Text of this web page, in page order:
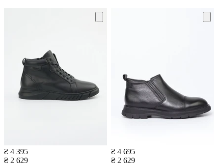
₴ 4 395
₴ 2 629
₴ 4 695
₴ 2 629